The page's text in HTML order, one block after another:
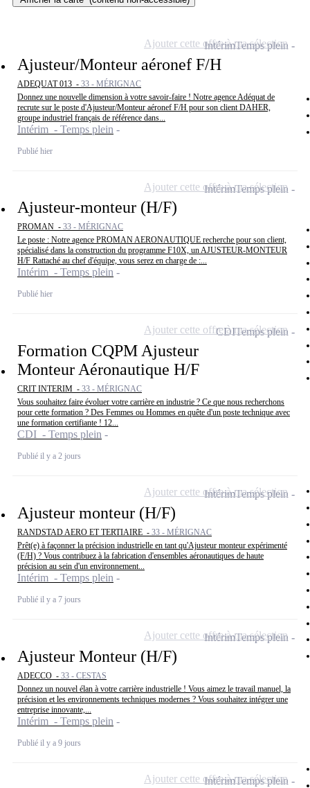
Ajusteur/Monteur aéronef F/H
ADEQUAT 013 - 33 - MÉRIGNAC
Donnez une nouvelle dimension à votre savoir-faire ! Notre agence Adéquat de
recrute sur le poste d'Ajusteur/Monteur aéronef F/H pour son client DAHER,
groupe industriel français de référence dans...
Intérim - Temps plein
Publié hier
IntérimTemps plein
Ajouter cette offre à ma sélection
Ajusteur-monteur (H/F)
PROMAN - 33 - MÉRIGNAC
Le poste : Notre agence PROMAN AERONAUTIQUE recherche pour son client,
spécialisé dans la construction du programme F10X, un AJUSTEUR-MONTEUR
H/F Rattaché au chef d'équipe, vous serez en charge de :...
Intérim - Temps plein
Publié hier
IntérimTemps plein
Ajouter cette offre à ma sélection
Formation CQPM Ajusteur
Monteur Aéronautique H/F
CRIT INTERIM - 33 - MÉRIGNAC
Vous souhaitez faire évoluer votre carrière en industrie ? Ce que nous recherchons
pour cette formation ? Des Femmes ou Hommes en quête d'un poste technique avec
une formation certifiante ! 12...
CDI - Temps plein
Publié il y a 2 jours
CDITemps plein
Ajouter cette offre à ma sélection
Ajusteur monteur (H/F)
RANDSTAD AERO ET TERTIAIRE - 33 - MÉRIGNAC
Prêt(e) à façonner la précision industrielle en tant qu'Ajusteur monteur expérimenté
(F/H) ? Vous contribuez à la fabrication d'ensembles aéronautiques de haute
précision au sein d'un environnement...
Intérim - Temps plein
Publié il y a 7 jours
IntérimTemps plein
Ajouter cette offre à ma sélection
Ajusteur Monteur (H/F)
ADECCO - 33 - CESTAS
Donnez un nouvel élan à votre carrière industrielle ! Vous aimez le travail manuel, la
précision et les environnements techniques modernes ? Vous souhaitez intégrer une
entreprise innovante,...
Intérim - Temps plein
Publié il y a 9 jours
IntérimTemps plein
Ajouter cette offre à ma sélection
IntérimTemps plein
Ajouter cette offre à ma sélection